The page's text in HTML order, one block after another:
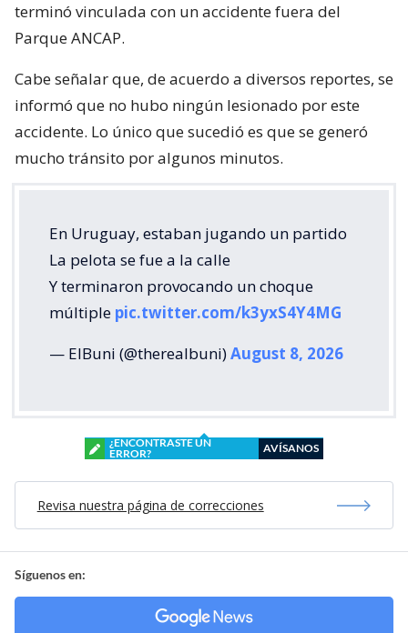
terminó vinculada con un accidente fuera del
Parque ANCAP.
Cabe señalar que, de acuerdo a diversos reportes, se
informó que no hubo ningún lesionado por este
accidente. Lo único que sucedió es que se generó
mucho tránsito por algunos minutos.
En Uruguay, estaban jugando un partido
La pelota se fue a la calle
Y terminaron provocando un choque
múltiple pic.twitter.com/k3yxS4Y4MG
— ElBuni (@therealbuni)August 8, 2026
¿ENCONTRASTE UN
ERROR?
AVÍSANOS
Revisa nuestra página de correcciones
Síguenos en: